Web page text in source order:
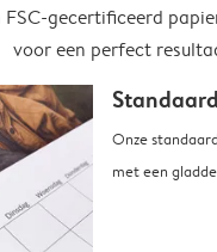
FSC-gecertificeerd
voor een perfect
Standaard
Onze
met een